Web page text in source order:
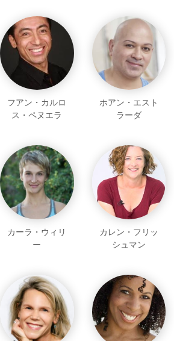
フアン・カルロ
ス・ペヌエラ
ホアン・エスト
ラーダ
カーラ・ウィリ
ー
カレン・フリッ
シュマン